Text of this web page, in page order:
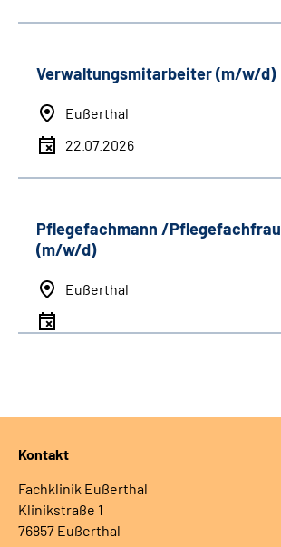
Verwaltungsmitarbeiter (m/w/d)
Eußerthal
22.07.2026
Pflegefachmann /Pflegefachfrau
(m/w/d)
Eußerthal
Kontakt
Fachklinik Eußerthal
Klinikstraße 1
76857 Eußerthal